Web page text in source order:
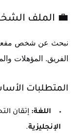
💼 الملف
نبحث عن شخص مفعم
الفريق. المؤهلات
المتطلبات
اللغة: إتقان
الإنجليزية.